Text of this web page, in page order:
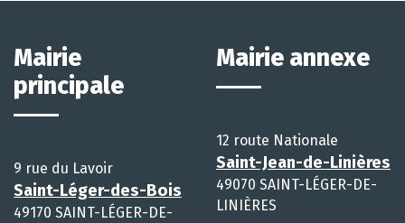
Mairie
principale
9 rue du Lavoir
Saint-Léger-des-Bois
49170 SAINT-LÉGER-DE-
Mairie annexe
12 route Nationale
Saint-Jean-de-Linières
49070 SAINT-LÉGER-DE-
LINIÈRES